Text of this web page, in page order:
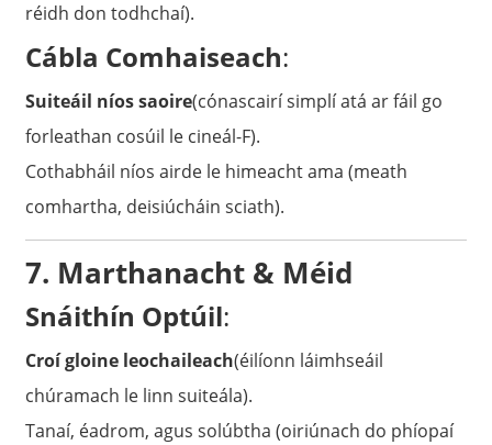
réidh don todhchaí).
Cábla Comhaiseach:
Suiteáil níos saoire(cónascairí simplí atá ar fáil go
forleathan cosúil le cineál-F).
Cothabháil níos airde le himeacht ama (meath
comhartha, deisiúcháin sciath).
7. Marthanacht & Méid
Snáithín Optúil:
Croí gloine leochaileach(éilíonn láimhseáil
chúramach le linn suiteála).
Tanaí, éadrom, agus solúbtha (oiriúnach do phíopaí